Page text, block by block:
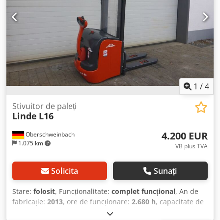
1 /4
Oberschweinbach
1.075 km
Stivuitor de paleți
Linde L16
4.200 EUR
VB plus TVA
Solicita Sunați
Stare: folosit, Funcționalitate: complet funcțional, An de
fabricație: 2013, ore de funcționare: 2.680 h, capacitate de
, înălțime de ridicare: